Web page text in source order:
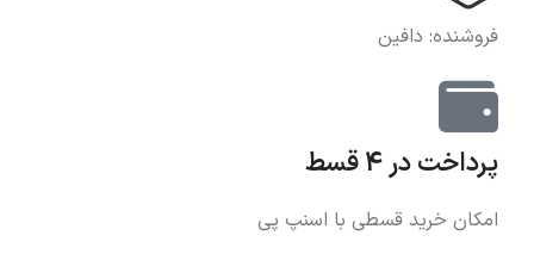
فروشنده: دافین
پرداخت در 4 قسط
امکان خرید قسطی با اسنپ پی